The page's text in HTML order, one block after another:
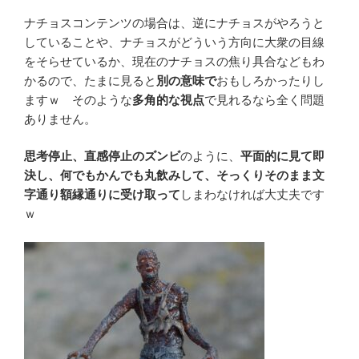
ナチョスコンテンツの場合は、逆にナチョスがやろうと
していることや、ナチョスがどういう方向に大衆の目線
をそらせているか、現在のナチョスの焦り具合などもわ
かるので、たまに見ると 別の意味でおもしろかったりし
ますｗ そのような多角的な視点で見れるなら全く問題
ありません。
思考停止、直感停止のズンビのように、 平面的に見て即
決し、何でもかんでも丸飲みして、そっくりそのまま文
字通り額縁通りに受け取って しまわなければ大丈夫です
ｗ